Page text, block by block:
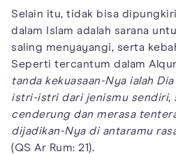
Selain itu, tidak bisa
dalam Islam adalah sarana
saling menyayangi, serta
Seperti tercantum dalam
tanda kekuasaan-Nya ialah
istri-istri dari jenismu sendiri,
cenderung dan merasa
dijadikan-Nya di antaramu
(QS Ar Rum: 21).